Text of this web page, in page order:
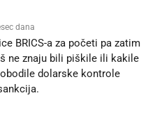
dana
BRICS-a za početi pa zatim
ne znaju bili piškile ili kakile
dolarske kontrole